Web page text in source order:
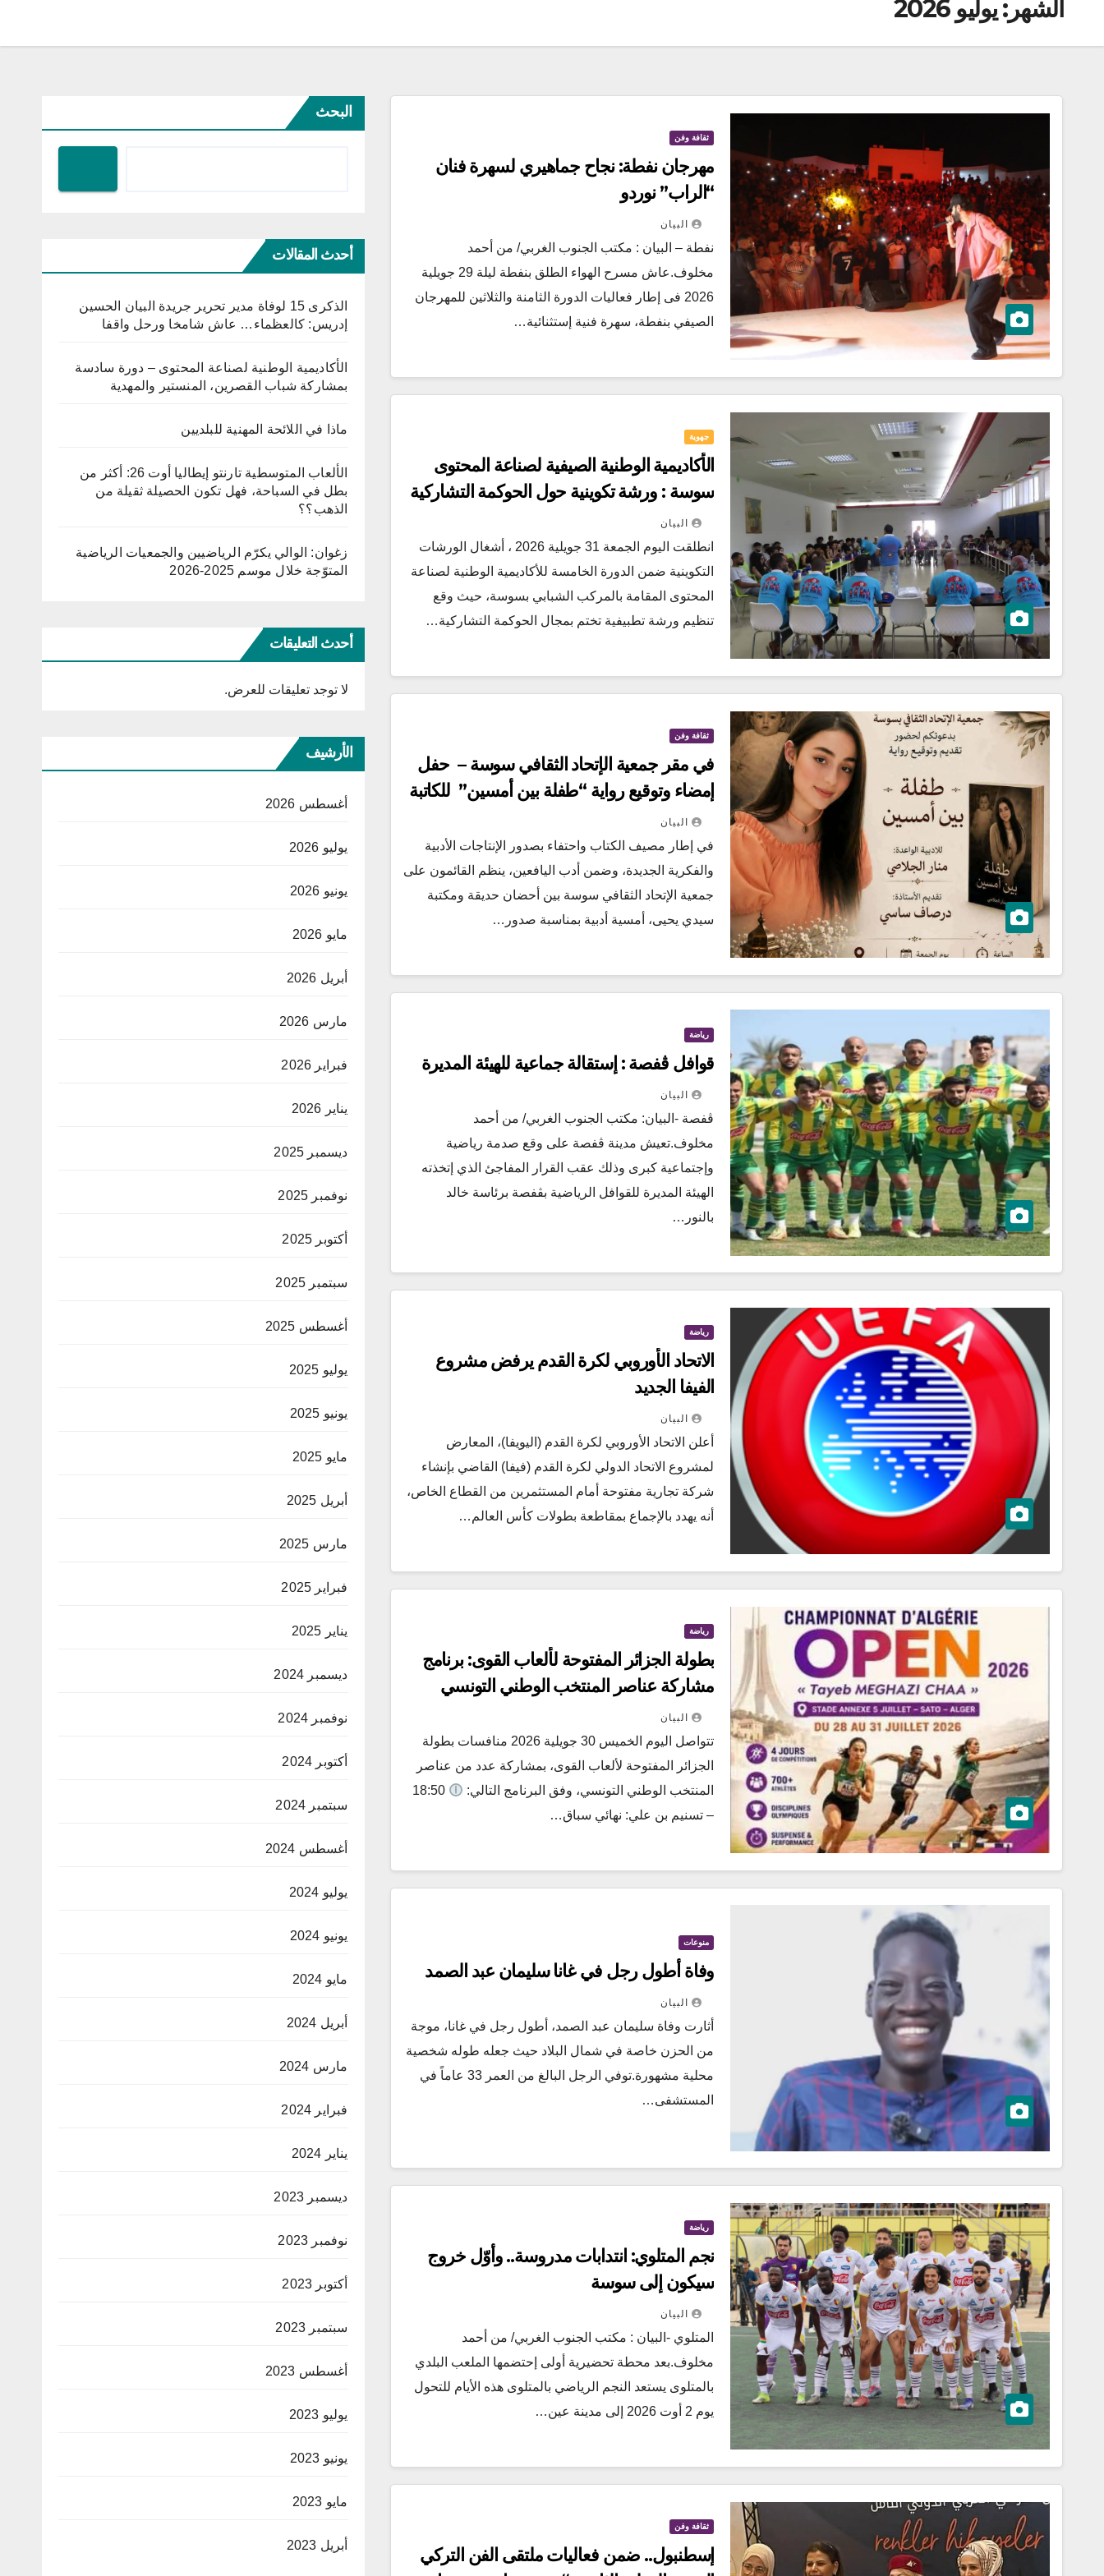
الشهر:يوليو 2026
ثقافة وفن
مهرجان نفطة: نجاح جماهيري لسهرة فنان
“الراب” نوردو
البيان
نفطة – البيان : مكتب الجنوب الغربي/ من أحمد
مخلوف.عاش مسرح الهواء الطلق بنفطة ليلة 29 جويلية
2026 فى إطار فعاليات الدورة الثامنة والثلاثين للمهرجان
الصيفي بنفطة، سهرة فنية إستثنائية…
جهوية
الأكاديمية الوطنية الصيفية لصناعة المحتوى
سوسة : ورشة تكوينية حول الحوكمة التشاركية
البيان
انطلقت اليوم الجمعة 31 جويلية 2026 ، أشغال الورشات
التكوينية ضمن الدورة الخامسة للأكاديمية الوطنية لصناعة
المحتوى المقامة بالمركب الشبابي بسوسة، حيث وقع
تنظيم ورشة تطبيفية تختم بمجال الحوكمة التشاركية…
ثقافة وفن
في مقر جمعية الإتحاد الثقافي سوسة – حفل
إمضاء وتوقيع رواية “طفلة بين أمسين” للكاتبة
الناشئة منار الجلاصي
البيان
في إطار مصيف الكتاب واحتفاء بصدور الإنتاجات الأدبية
والفكرية الجديدة، وضمن أدب اليافعين، ينظم القائمون على
جمعية الإتحاد الثقافي سوسة بين أحضان حديقة ومكتبة
سيدي يحيى، أمسية أدبية بمناسبة صدور…
رياضة
قوافل ڨفصة : إستقالة جماعية للهيئة المديرة
البيان
ڨفصة -البيان: مكتب الجنوب الغربي/ من أحمد
مخلوف.تعيش مدينة ڨفصة على وقع صدمة رياضية
وإجتماعية كبرى وذلك عقب القرار المفاجئ الذي إتخذته
الهيئة المديرة للقوافل الرياضية بڨفصة برئاسة خالد
بالنور…
رياضة
الاتحاد الأوروبي لكرة القدم يرفض مشروع
الفيفا الجديد
البيان
أعلن الاتحاد الأوروبي لكرة القدم (اليويفا)، المعارض
لمشروع الاتحاد الدولي لكرة القدم (فيفا) القاضي بإنشاء
شركة تجارية مفتوحة أمام المستثمرين من القطاع الخاص،
أنه يهدد بالإجماع بمقاطعة بطولات كأس العالم…
رياضة
بطولة الجزائر المفتوحة لألعاب القوى: برنامج
مشاركة عناصر المنتخب الوطني التونسي
البيان
تتواصل اليوم الخميس 30 جويلية 2026 منافسات بطولة
الجزائر المفتوحة لألعاب القوى، بمشاركة عدد من عناصر
المنتخب الوطني التونسي، وفق البرنامج التالي:
18:50
– تسنيم بن علي: نهائي سباق…
منوعات
وفاة أطول رجل في غانا سليمان عبد الصمد
البيان
أثارت وفاة سليمان عبد الصمد، أطول رجل في غانا، موجة
من الحزن خاصة في شمال البلاد حيث جعله طوله شخصية
محلية مشهورة.توفي الرجل البالغ من العمر 33 عاماً في
المستشفى…
رياضة
نجم المتلوي: انتدابات مدروسة.. وأوّل خروج
سيكون إلى سوسة
البيان
المتلوي -البيان : مكتب الجنوب الغربي/ من أحمد
مخلوف.بعد محطة تحضيرية أولى إحتضمها الملعب البلدي
بالمتلوى يستعد النجم الرياضي بالمتلوى هذه الأيام للتحول
يوم 2 أوت 2026 إلى مدينة عين…
ثقافة وفن
إسطنبول.. ضمن فعاليات ملتقى الفن التركي
البحث
أحدث المقالات
الذكرى 15 لوفاة مدير تحرير جريدة البيان الحسين
إدريس: كالعظماء… عاش شامخا ورحل واقفا
الأكاديمية الوطنية لصناعة المحتوى – دورة سادسة
بمشاركة شباب القصرين، المنستير والمهدية
ماذا في اللائحة المهنية للبلديين
الألعاب المتوسطية تارنتو إيطاليا أوت 26: أكثر من
بطل في السباحة، فهل تكون الحصيلة ثقيلة من
الذهب؟؟
زغوان: الوالي يكرّم الرياضيين والجمعيات الرياضية
المتوّجة خلال موسم 2025-2026
أحدث التعليقات
لا توجد تعليقات للعرض.
الأرشيف
أغسطس 2026
يوليو 2026
يونيو 2026
مايو 2026
أبريل 2026
مارس 2026
فبراير 2026
يناير 2026
ديسمبر 2025
نوفمبر 2025
أكتوبر 2025
سبتمبر 2025
أغسطس 2025
يوليو 2025
يونيو 2025
مايو 2025
أبريل 2025
مارس 2025
فبراير 2025
يناير 2025
ديسمبر 2024
نوفمبر 2024
أكتوبر 2024
سبتمبر 2024
أغسطس 2024
يوليو 2024
يونيو 2024
مايو 2024
أبريل 2024
مارس 2024
فبراير 2024
يناير 2024
ديسمبر 2023
نوفمبر 2023
أكتوبر 2023
سبتمبر 2023
أغسطس 2023
يوليو 2023
يونيو 2023
مايو 2023
أبريل 2023